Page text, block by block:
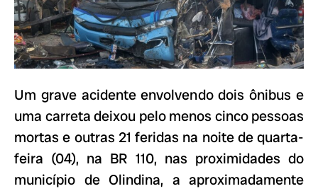
Um grave acidente envolvendo dois ônibus e
uma carreta deixou pelo menos cinco pessoas
mortas e outras 21 feridas na noite de quarta-
feira (04), na BR 110, nas proximidades do
município de Olindina, a aproximadamente